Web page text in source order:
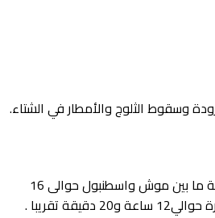
وسقوط الثلوج والأمطار في الشتاء.
فهناك رحلات منتظمة يومية من انقرة واسطنبول بالباص تستغرق الرحلة ما بين موش واسطنبول حوالى 16